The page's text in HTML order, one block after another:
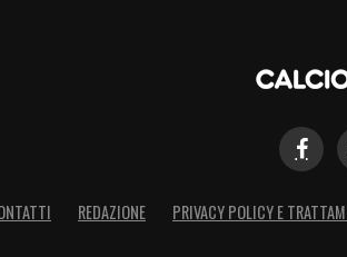
di aspettare, anche
REDAZIONE PRIVACY POLICY E